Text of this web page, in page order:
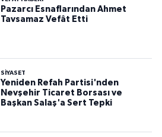
Pazarcı Esnaflarından Ahmet
Tavsamaz Vefât Etti
SIYASET
Yeniden Refah Partisi'nden
Nevşehir Ticaret Borsası ve
Başkan Salaş'a Sert Tepki